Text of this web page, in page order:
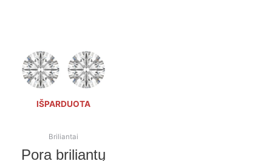
IŠPARDUOTA
Briliantai
Pora briliantų